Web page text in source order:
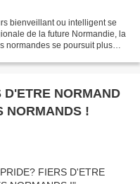
bienveillant ou intelligent se
de la future Normandie, la
normandes se poursuit plus
D'ETRE NORMAND
NORMANDS !